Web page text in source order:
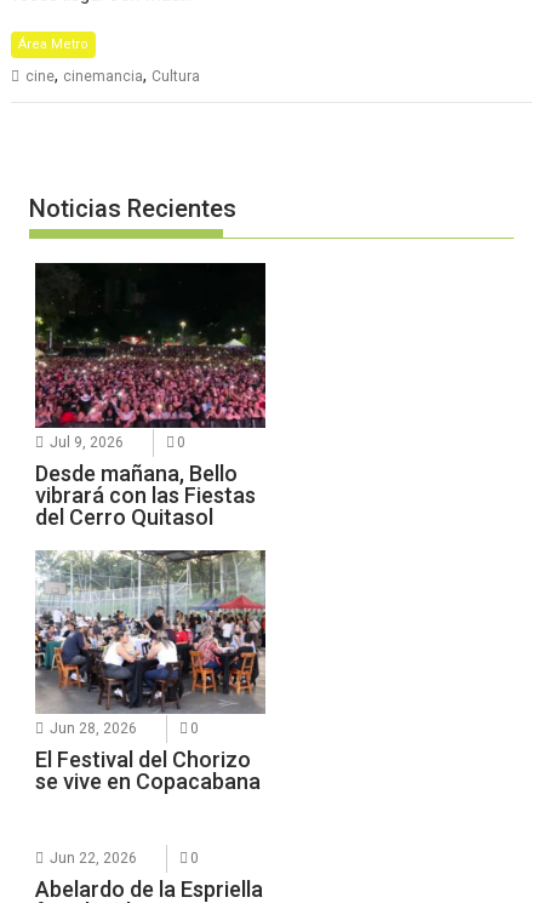
Área Metro
cine, cinemancia, Cultura
Noticias Recientes
Jul 9, 2026 0
Desde mañana, Bello
vibrará con las Fiestas
del Cerro Quitasol
Jun 28, 2026 0
El Festival del Chorizo
se vive en Copacabana
Jun 22, 2026 0
Abelardo de la Espriella